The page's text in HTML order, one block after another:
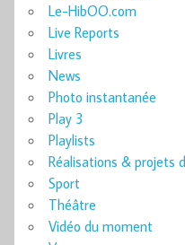
Le-HibOO.com
Live Reports
Livres
News
Photo instantanée
Play 3
Playlists
Réalisations & projets
Sport
Théâtre
Vidéo du moment